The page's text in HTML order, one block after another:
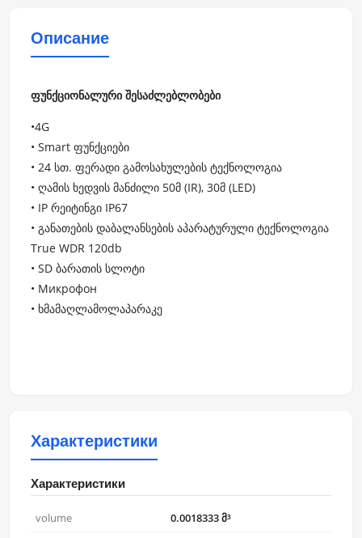
Описание
ფუნქციონალური შესაძლებლობები
•4G
• Smart ფუნქციები
• 24 სთ. ფერადი გამოსახულების ტექნოლოგია
• ღამის ხედვის მანძილი 50მ (IR), 30მ (LED)
• IP რეიტინგი IP67
• განათების დაბალანსების აპარატურული ტექნოლოგია
True WDR 120db
• SD ბარათის სლოტი
• Микрофон
• ხმამაღლამოლაპარაკე
Характеристики
Характеристики
volume
0.0018333 მ³